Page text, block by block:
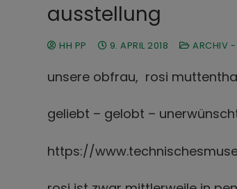
ausstellung
HH PP 9. APRIL 2018 ARCHIV -
unsere obfrau, rosi
geliebt – gelobt –
https://